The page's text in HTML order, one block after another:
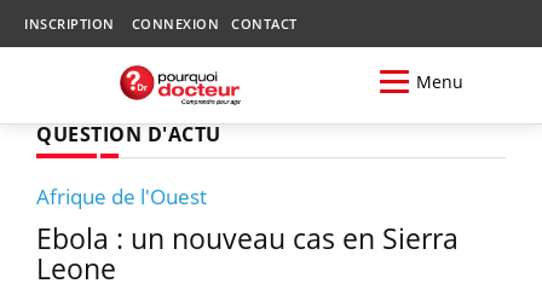
INSCRIPTION CONNEXION CONTACT
Menu
QUESTION D'ACTU
Afrique de l'Ouest
Ebola : un nouveau cas en Sierra
Leone